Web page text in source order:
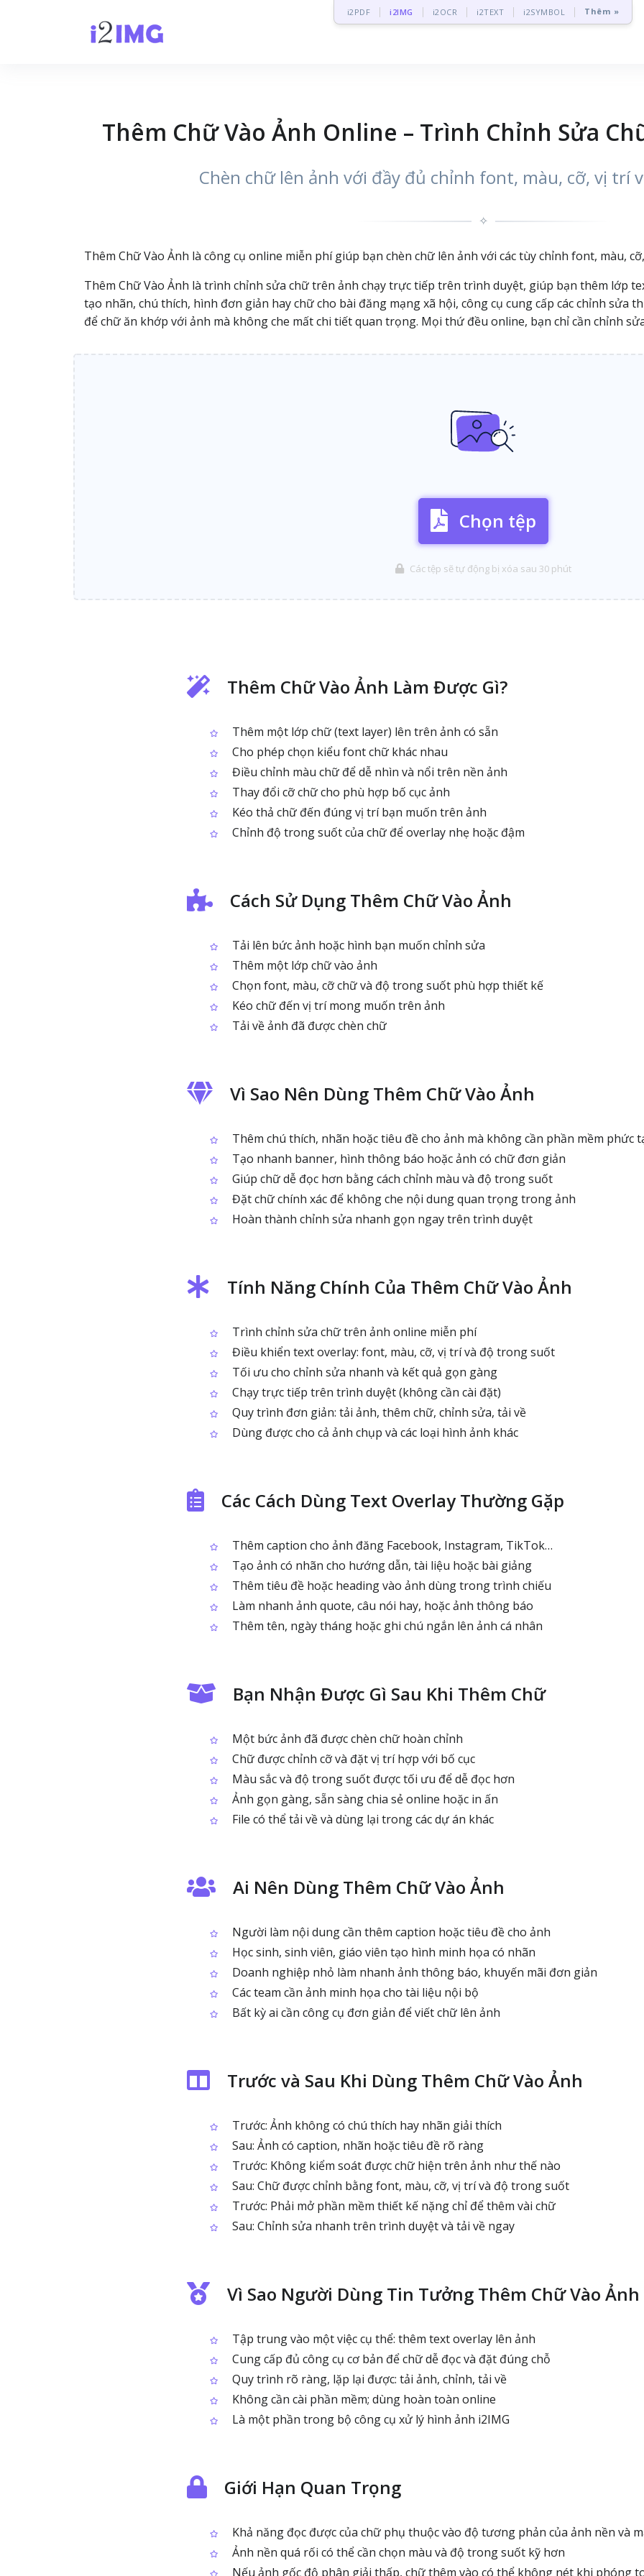
i2PDF i2IMG i2OCR i2TEXT i2SYMBOL Thêm »
Thêm Chữ Vào Ảnh Online – Trình Chỉnh Sửa
Chèn chữ lên ảnh với đầy đủ chỉnh font, màu, cỡ, vị trí
✧
Thêm Chữ Vào Ảnh là công cụ online miễn phí giúp bạn chèn chữ lên ảnh với các tùy chỉnh font, màu,
Thêm Chữ Vào Ảnh là trình chỉnh sửa chữ trên ảnh chạy trực tiếp trên trình duyệt, giúp bạn thêm lớp
tạo nhãn, chú thích, hình đơn giản hay chữ cho bài đăng mạng xã hội, công cụ cung cấp các chỉnh sửa
để chữ ăn khớp với ảnh mà không che mất chi tiết quan trọng. Mọi thứ đều online, bạn chỉ cần chỉnh
Chọn tệp
Các tệp sẽ tự động bị xóa sau 30 phút
Thêm Chữ Vào Ảnh Làm Được Gì?
Thêm một lớp chữ (text layer) lên trên ảnh có sẵn
Cho phép chọn kiểu font chữ khác nhau
Điều chỉnh màu chữ để dễ nhìn và nổi trên nền ảnh
Thay đổi cỡ chữ cho phù hợp bố cục ảnh
Kéo thả chữ đến đúng vị trí bạn muốn trên ảnh
Chỉnh độ trong suốt của chữ để overlay nhẹ hoặc đậm
Cách Sử Dụng Thêm Chữ Vào Ảnh
Tải lên bức ảnh hoặc hình bạn muốn chỉnh sửa
Thêm một lớp chữ vào ảnh
Chọn font, màu, cỡ chữ và độ trong suốt phù hợp thiết kế
Kéo chữ đến vị trí mong muốn trên ảnh
Tải về ảnh đã được chèn chữ
Vì Sao Nên Dùng Thêm Chữ Vào Ảnh
Thêm chú thích, nhãn hoặc tiêu đề cho ảnh mà không cần phần mềm phức
Tạo nhanh banner, hình thông báo hoặc ảnh có chữ đơn giản
Giúp chữ dễ đọc hơn bằng cách chỉnh màu và độ trong suốt
Đặt chữ chính xác để không che nội dung quan trọng trong ảnh
Hoàn thành chỉnh sửa nhanh gọn ngay trên trình duyệt
Tính Năng Chính Của Thêm Chữ Vào Ảnh
Trình chỉnh sửa chữ trên ảnh online miễn phí
Điều khiển text overlay: font, màu, cỡ, vị trí và độ trong suốt
Tối ưu cho chỉnh sửa nhanh và kết quả gọn gàng
Chạy trực tiếp trên trình duyệt (không cần cài đặt)
Quy trình đơn giản: tải ảnh, thêm chữ, chỉnh sửa, tải về
Dùng được cho cả ảnh chụp và các loại hình ảnh khác
Các Cách Dùng Text Overlay Thường Gặp
Thêm caption cho ảnh đăng Facebook, Instagram, TikTok…
Tạo ảnh có nhãn cho hướng dẫn, tài liệu hoặc bài giảng
Thêm tiêu đề hoặc heading vào ảnh dùng trong trình chiếu
Làm nhanh ảnh quote, câu nói hay, hoặc ảnh thông báo
Thêm tên, ngày tháng hoặc ghi chú ngắn lên ảnh cá nhân
Bạn Nhận Được Gì Sau Khi Thêm Chữ
Một bức ảnh đã được chèn chữ hoàn chỉnh
Chữ được chỉnh cỡ và đặt vị trí hợp với bố cục
Màu sắc và độ trong suốt được tối ưu để dễ đọc hơn
Ảnh gọn gàng, sẵn sàng chia sẻ online hoặc in ấn
File có thể tải về và dùng lại trong các dự án khác
Ai Nên Dùng Thêm Chữ Vào Ảnh
Người làm nội dung cần thêm caption hoặc tiêu đề cho ảnh
Học sinh, sinh viên, giáo viên tạo hình minh họa có nhãn
Doanh nghiệp nhỏ làm nhanh ảnh thông báo, khuyến mãi đơn giản
Các team cần ảnh minh họa cho tài liệu nội bộ
Bất kỳ ai cần công cụ đơn giản để viết chữ lên ảnh
Trước và Sau Khi Dùng Thêm Chữ Vào Ảnh
Trước: Ảnh không có chú thích hay nhãn giải thích
Sau: Ảnh có caption, nhãn hoặc tiêu đề rõ ràng
Trước: Không kiểm soát được chữ hiện trên ảnh như thế nào
Sau: Chữ được chỉnh bằng font, màu, cỡ, vị trí và độ trong suốt
Trước: Phải mở phần mềm thiết kế nặng chỉ để thêm vài chữ
Sau: Chỉnh sửa nhanh trên trình duyệt và tải về ngay
Vì Sao Người Dùng Tin Tưởng Thêm Chữ Vào Ảnh
Tập trung vào một việc cụ thể: thêm text overlay lên ảnh
Cung cấp đủ công cụ cơ bản để chữ dễ đọc và đặt đúng chỗ
Quy trình rõ ràng, lặp lại được: tải ảnh, chỉnh, tải về
Không cần cài phần mềm; dùng hoàn toàn online
Là một phần trong bộ công cụ xử lý hình ảnh i2IMG
Giới Hạn Quan Trọng
Khả năng đọc được của chữ phụ thuộc vào độ tương phản của ảnh nền và
Ảnh nền quá rối có thể cần chọn màu và độ trong suốt kỹ hơn
Nếu ảnh gốc độ phân giải thấp, chữ thêm vào có thể không nét khi phóng